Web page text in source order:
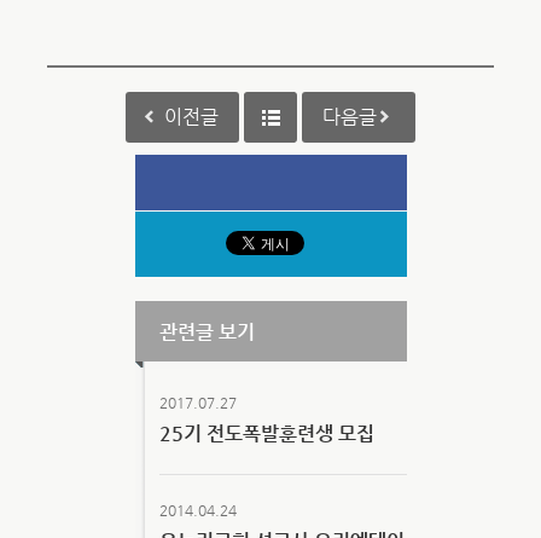
이전글 다음글
관련글 보기
2017.07.27
25기 전도폭발훈련생 모집
2014.04.24